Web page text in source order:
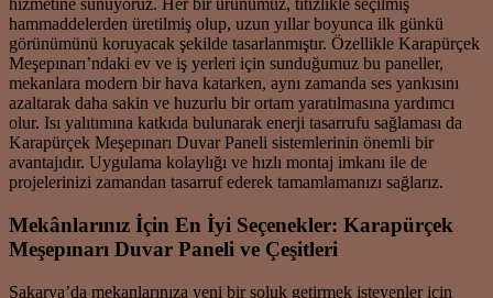
hizmetine sunuyoruz. Her bir ürünümüz, titizlikle seçilmiş
hammaddelerden üretilmiş olup, uzun yıllar boyunca ilk günkü
görünümünü koruyacak şekilde tasarlanmıştır. Özellikle Karapürçek
Meşepınarı’ndaki ev ve iş yerleri için sunduğumuz bu paneller,
mekanlara modern bir hava katarken, aynı zamanda ses yankısını
azaltarak daha sakin ve huzurlu bir ortam yaratılmasına yardımcı
olur. Isı yalıtımına katkıda bulunarak enerji tasarrufu sağlaması da
Karapürçek Meşepınarı Duvar Paneli sistemlerinin önemli bir
avantajıdır. Uygulama kolaylığı ve hızlı montaj imkanı ile de
projelerinizi zamandan tasarruf ederek tamamlamanızı sağlarız.
Mekânlarınız İçin En İyi Seçenekler: Karapürçek
Meşepınarı Duvar Paneli ve Çeşitleri
Sakarya’da mekanlarınıza yeni bir soluk getirmek isteyenler için